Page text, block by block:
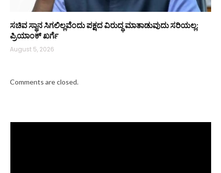
ಸಚಿವ ಸ್ಥಾನ ಸಿಗಲಿಲ್ಲವೆಂದು ಪಕ್ಷದ ವಿರುದ್ಧ ಮಾತಾಡುವುದು ಸರಿಯಲ್ಲ:
ಪ್ರಿಯಾಂಕ್ ಖರ್ಗೆ
August 5, 2026
Comments are closed.